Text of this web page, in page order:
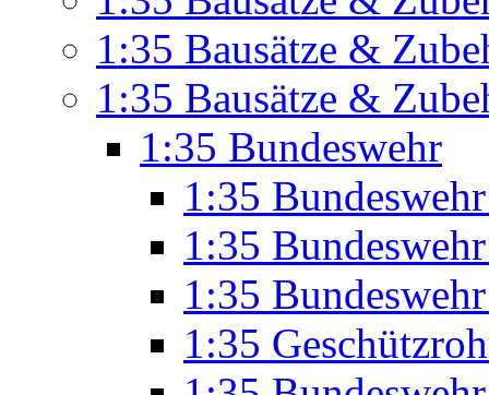
1:35 Bausätze &
1:35 Bausätze &
1:35 Bundeswehr
1:35
1:35
1:35
1:35